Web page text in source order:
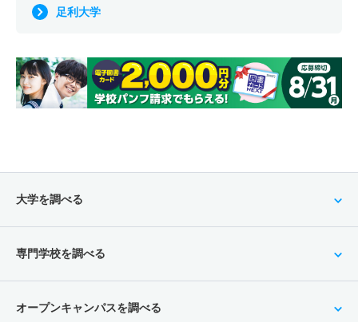
足利大学
大学を調べる
専門学校を調べる
オープンキャンパスを調べる